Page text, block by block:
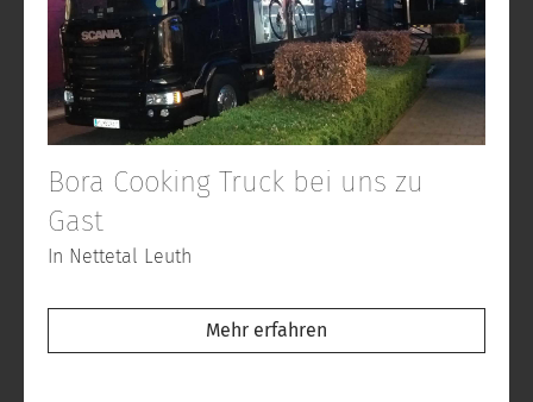
Bora Cooking Truck bei uns zu
Gast
In Nettetal Leuth
Mehr erfahren